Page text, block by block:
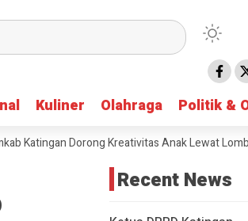
Kuliner Olahraga Politik &
Kuliner Olahraga Politik &
Dorong Kreativitas Anak Lewat Lomba
Recent News